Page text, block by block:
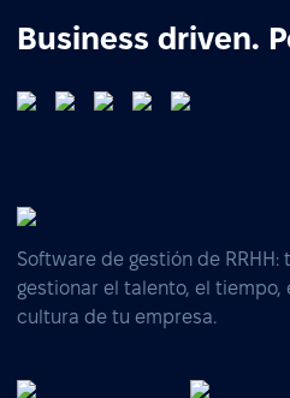
Business driven.
Software de gestión de RRHH:
gestionar el talento, el tiempo,
cultura de tu empresa.